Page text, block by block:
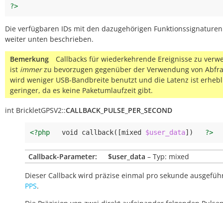
?>
Die verfügbaren IDs mit den dazugehörigen
weiter unten beschrieben.
Bemerkung
Callbacks für wiederkehrende Ereignisse zu
ist immerzu bevorzugen gegenüber der Verwendung von
wird weniger USB-Bandbreite benutzt und die Latenz ist
geringer, da es keine Paketumlaufzeit gibt.
int BrickletGPSV2::CALLBACK_PULSE_PER_SECOND
<?php void callback([mixed $user_data]) ?>
Callback-Parameter: $user_data – Typ: mixed
Dieser Callback wird präzise einmal pro sekunde
PPS.